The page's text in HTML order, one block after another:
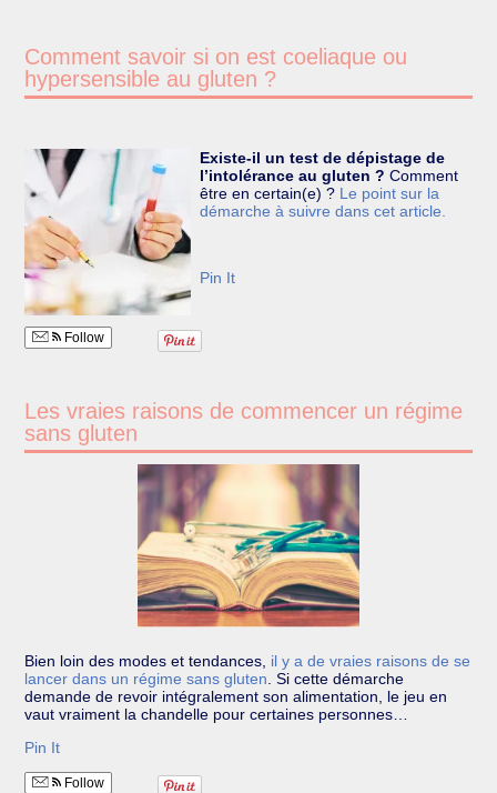
Comment savoir si on est coeliaque ou
hypersensible au gluten ?
Existe-il un test de dépistage de
l’intolérance au gluten ? Comment
être en certain(e) ?Le point sur la
démarche à suivre dans cet article.
Pin It
Follow
Les vraies raisons de commencer un régime
sans gluten
Bien loin des modes et tendances, il y a de vraies raisons de se
lancer dans un régime sans gluten Si cette démarche
demande de revoir intégralement son alimentation, le jeu en
vaut vraiment la chandelle pour certaines personnes…
Pin It
Follow